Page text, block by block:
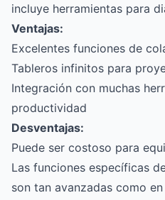
incluye herramientas para
Ventajas:
Excelentes funciones de
Tableros infinitos para
Integración con muchas
productividad
Desventajas:
Puede ser costoso para
Las funciones específicas
son tan avanzadas como